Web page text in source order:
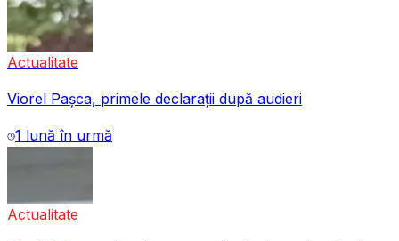
Actualitate
Viorel Pașca, primele declarații după audieri
1 lună în urmă
Actualitate